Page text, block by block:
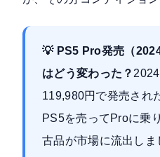
💡 PS5 Pro発売（
はどう変わった？
119,980円で発売され
PS5を売ってProに乗
古品が市場に流出し